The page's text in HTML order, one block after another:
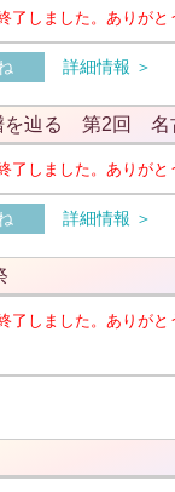
終了しました。ありが
詳細情報 ＞
を辿る 第2回 名
終了しました。ありが
詳細情報 ＞
終了しました。ありが